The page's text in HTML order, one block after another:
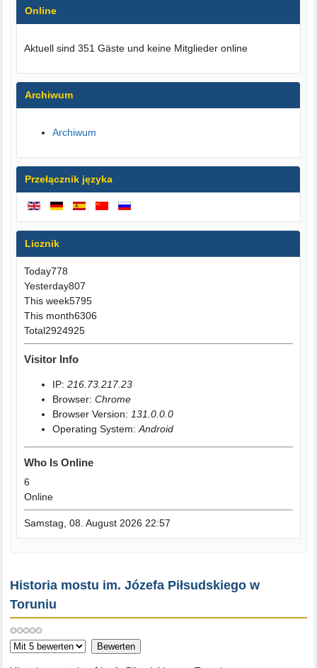
Online
Aktuell sind 351 Gäste und keine Mitglieder online
Archiwum
Archiwum
Przełącznik języka
Licznik
Today778
Yesterday807
This week5795
This month6306
Total2924925
Visitor Info
IP:216.73.217.23
Browser:Chrome
Browser Version: 131.0.0.0
Operating System:Android
Who Is Online
6
Online
Samstag, 08. August 2026 22:57
Historia mostu im. Józefa Piłsudskiego w
Toruniu
Bitte